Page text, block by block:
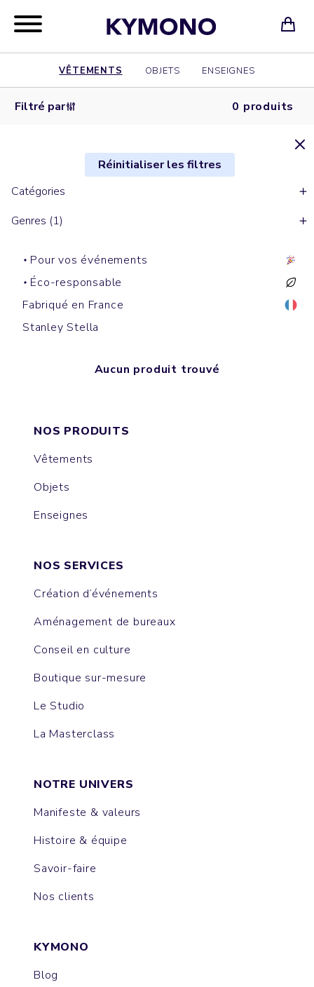
VÊTEMENTS OBJETS ENSEIGNES
Filtré par 0 produits
Réinitialiser les filtres
Catégories
Genres (1)
Pour vos événements
Éco-responsable
Fabriqué en France
Stanley Stella
Aucun produit trouvé
NOS PRODUITS
Vêtements
Objets
Enseignes
NOS SERVICES
Création d’événements
Aménagement de bureaux
Conseil en culture
Boutique sur-mesure
Le Studio
La Masterclass
NOTRE UNIVERS
Manifeste & valeurs
Histoire & équipe
Savoir-faire
Nos clients
KYMONO
Blog